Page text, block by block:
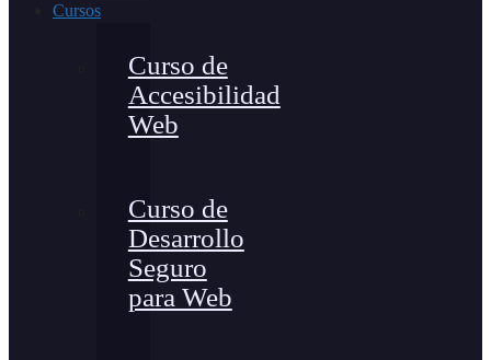
Cursos
Curso de
Accesibilidad
Web
Curso de
Desarrollo
Seguro
para Web